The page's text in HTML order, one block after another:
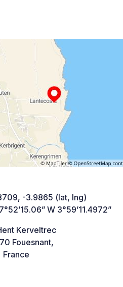
-3.9865 (lat, lng)
W 3°59’11.4972”
Kerveltrec
Fouesnant,
France